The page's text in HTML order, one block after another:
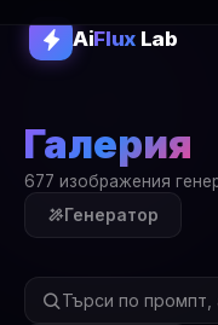
AiFluxLab
Галерия
677 изображения
Генератор